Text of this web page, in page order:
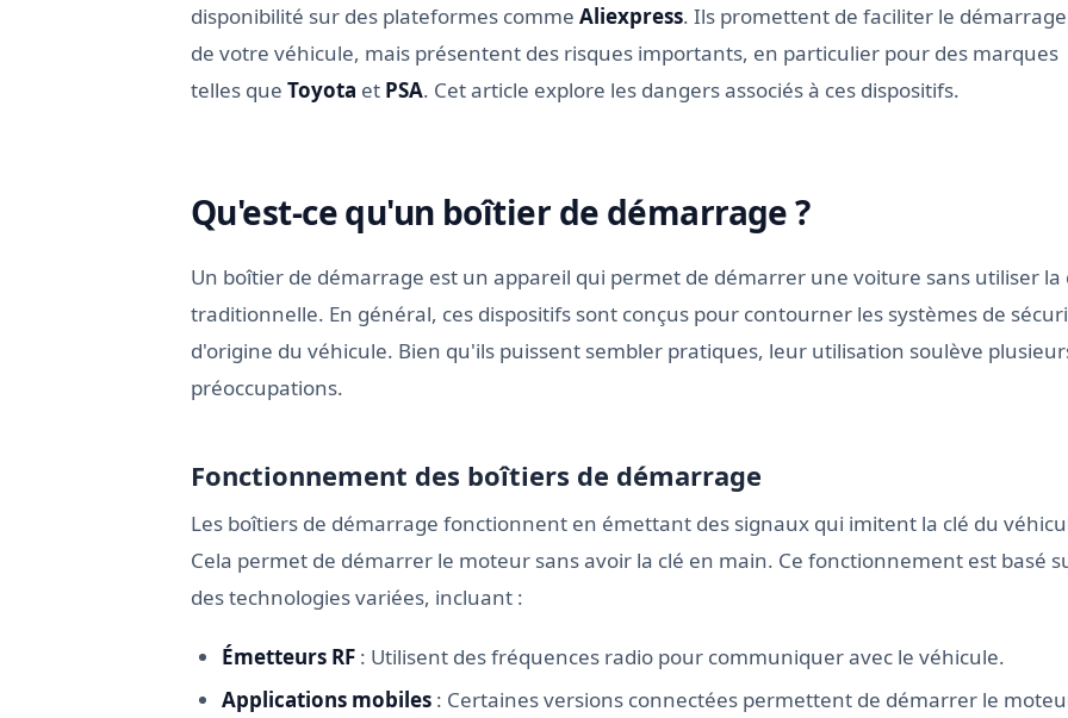
disponibilité sur des plateformes comme Aliexpress. Ils promettent de faciliter le démarrage
de votre véhicule, mais présentent des risques importants, en particulier pour des marques
telles que Toyota et PSA. Cet article explore les dangers associés à ces dispositifs.
Qu'est-ce qu'un boîtier de démarrage ?
Un boîtier de démarrage est un appareil qui permet de démarrer une voiture sans utiliser la
traditionnelle. En général, ces dispositifs sont conçus pour contourner les systèmes de
d'origine du véhicule. Bien qu'ils puissent sembler pratiques, leur utilisation soulève
préoccupations.
Fonctionnement des boîtiers de démarrage
Les boîtiers de démarrage fonctionnent en émettant des signaux qui imitent la clé du
Cela permet de démarrer le moteur sans avoir la clé en main. Ce fonctionnement est basé
des technologies variées, incluant :
Émetteurs RF: Utilisent des fréquences radio pour communiquer avec le véhicule.
Applications mobiles: Certaines versions connectées permettent de démarrer le